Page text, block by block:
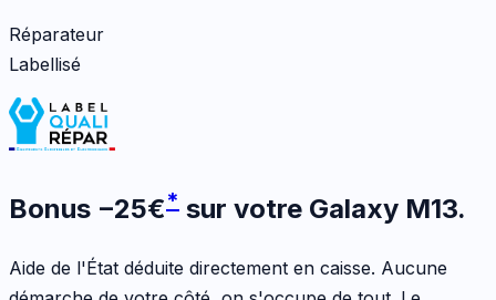
Réparateur
Labellisé
Bonus −25€* sur votre Galaxy M13.
Aide de l'État déduite directement en caisse. Aucune